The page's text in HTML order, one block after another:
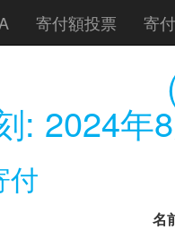
寄付額投票 寄
: 2024年
付
名